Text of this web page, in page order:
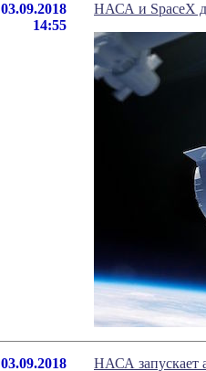
03.09.2018
14:55
НАСА и SpaceX
03.09.2018
НАСА запускает